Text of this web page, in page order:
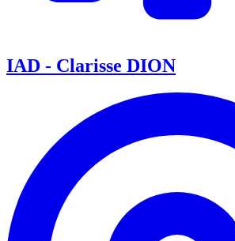
IAD - Clarisse DION